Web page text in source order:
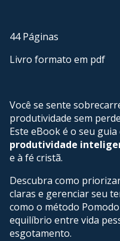
44 Páginas
Livro formato em pdf
Você se sente
produtividade sem
Este eBook é o seu
produtividade
e à fé cristã.
Descubra como
claras e gerenciar seu
como o método
equilíbrio entre vida
esgotamento.